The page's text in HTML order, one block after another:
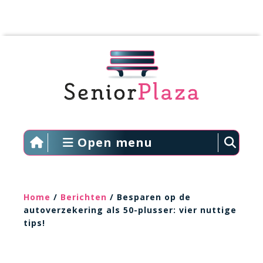
Open menu
Home / Berichten / Besparen op de
autoverzekering als 50-plusser: vier nuttige
tips!